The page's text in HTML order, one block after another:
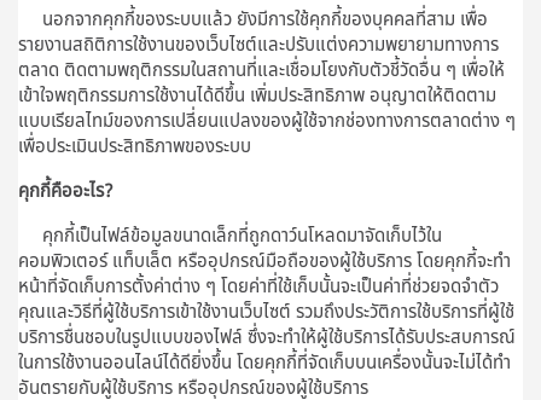
นอกจากคุกกี้ของระบบแล้ว ยังมีการใช้คุกกี้ของบุคคลที่สาม เพื่อ
รายงานสถิติการใช้งานของเว็บไซต์และปรับแต่งความพยายามทางการ
ตลาด ติดตามพฤติกรรมในสถานที่และเชื่อมโยงกับตัวชี้วัดอื่น ๆ เพื่อให้
เข้าใจพฤติกรรมการใช้งานได้ดีขึ้น เพิ่มประสิทธิภาพ อนุญาตให้ติดตาม
แบบเรียลไทม์ของการเปลี่ยนแปลงของผู้ใช้จากช่องทางการตลาดต่าง ๆ
เพื่อประเมินประสิทธิภาพของระบบ
คุกกี้คืออะไร?
คุกกี้เป็นไฟล์ข้อมูลขนาดเล็กที่ถูกดาว์นโหลดมาจัดเก็บไว้ใน
คอมพิวเตอร์ แท็บเล็ต หรืออุปกรณ์มือถือของผู้ใช้บริการ โดยคุกกี้จะทำ
หน้าที่จัดเก็บการตั้งค่าต่าง ๆ โดยค่าที่ใช้เก็บนั้นจะเป็นค่าที่ช่วยจดจำตัว
คุณและวิธีที่ผู้ใช้บริการเข้าใช้งานเว็บไซต์ รวมถึงประวัติการใช้บริการที่ผู้ใช้
บริการชื่นชอบในรูปแบบของไฟล์ ซึ่งจะทำให้ผู้ใช้บริการได้รับประสบการณ์
ในการใช้งานออนไลน์ได้ดียิ่งขึ้น โดยคุกกี้ที่จัดเก็บบนเครื่องนั้นจะไม่ได้ทำ
อันตรายกับผู้ใช้บริการ หรืออุปกรณ์ของผู้ใช้บริการ